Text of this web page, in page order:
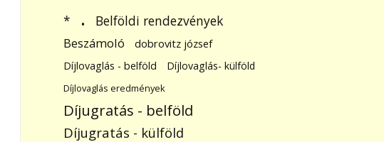
* . Belföldi rendezvények
Beszámoló dobrovitz józsef
Díjlovaglás - belföld Díjlovaglás- külföld
Díjlovaglás eredmények
Díjugratás - belföld
Díjugratás - külföld